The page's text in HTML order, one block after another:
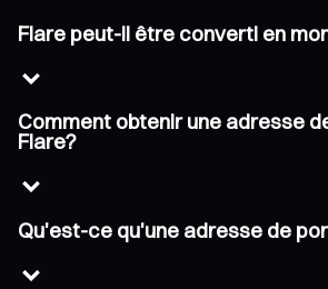
Flare peut-il être converti en
Comment obtenir une adresse
Flare?
Qu'est-ce qu'une adresse de